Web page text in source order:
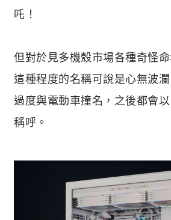
吒！
但對於見多機殼市場各種奇怪
這種程度的名稱可說是心無波
過度與電動車撞名，之後都會
稱呼。